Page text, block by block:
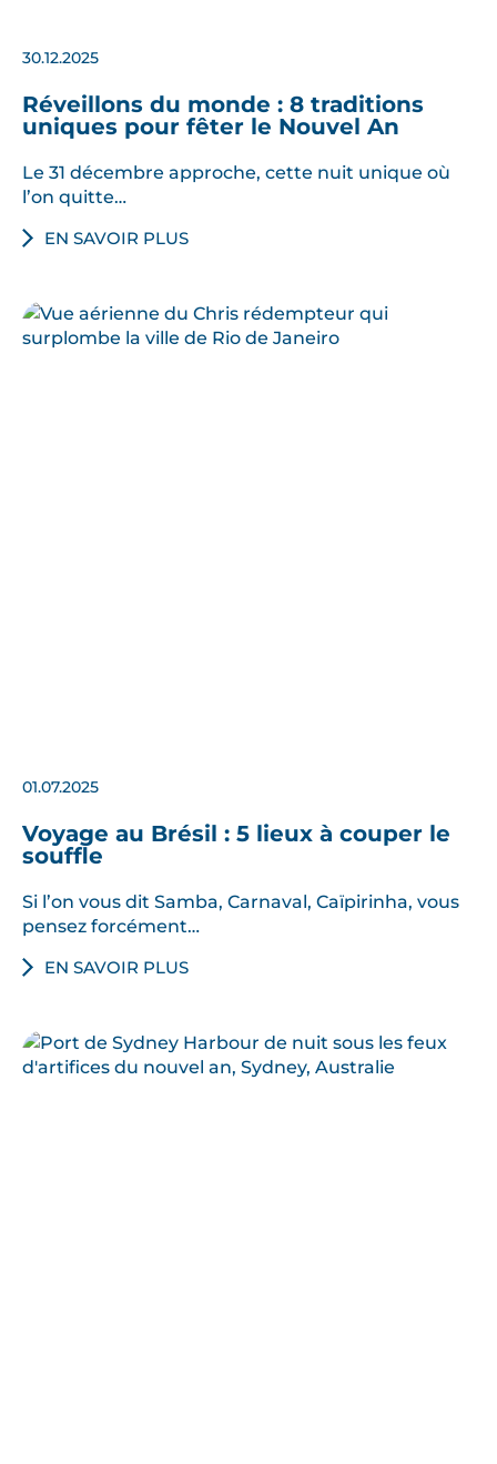
30.12.2025
Réveillons du monde : 8 traditions
uniques pour fêter le Nouvel An
Le 31 décembre approche, cette nuit unique où
l’on quitte…
EN SAVOIR PLUS
01.07.2025
Voyage au Brésil : 5 lieux à couper le
souffle
Si l’on vous dit Samba, Carnaval, Caïpirinha, vous
pensez forcément…
EN SAVOIR PLUS